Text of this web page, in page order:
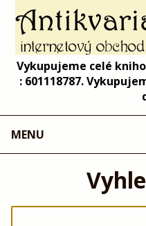
Vykupujeme celé
: 601118787.
MENU